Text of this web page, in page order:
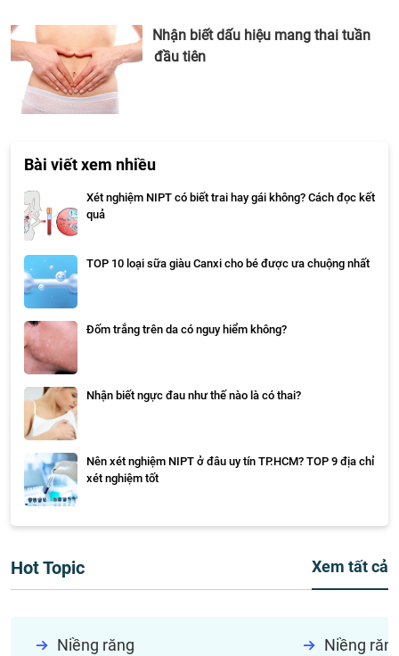
Nhận biết dấu hiệu mang thai tuần
đầu tiên
Bài viết xem nhiều
Xét nghiệm NIPT có biết trai hay gái không? Cách đọc kết
quả
TOP 10 loại sữa giàu Canxi cho bé được ưa chuộng nhất
Đốm trắng trên da có nguy hiểm không?
Nhận biết ngực đau như thế nào là có thai?
Nên xét nghiệm NIPT ở đâu uy tín TP.HCM? TOP 9 địa chỉ
xét nghiệm tốt
Hot Topic Xem tất cả
Niềng răng Niềng